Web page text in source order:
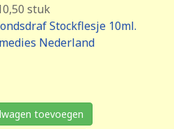
stuk
Stockflesje 10ml.
Nederland
toevoegen